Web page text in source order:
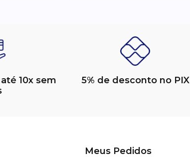
10x sem
5% de desconto no PIX
Meus Pedidos